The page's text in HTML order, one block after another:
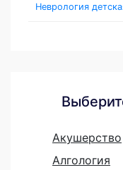
Неврология
Акушерство
Алгология